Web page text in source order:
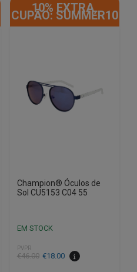
10% EXTRA,
CUPÃO: SUMMER10
Champion® Óculos de
Sol CU5153 C04 55
EM STOCK
PVPR
€46.00
O
€18.00
O